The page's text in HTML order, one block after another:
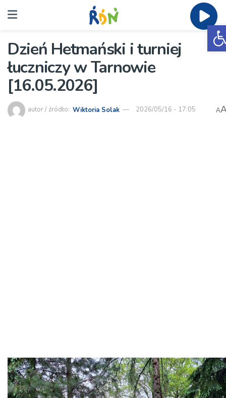
Dzień Hetmański i turniej
łuczniczy w Tarnowie
[16.05.2026]
autor / źródło: Wiktoria Solak 2026/05/16 - 17:05 A